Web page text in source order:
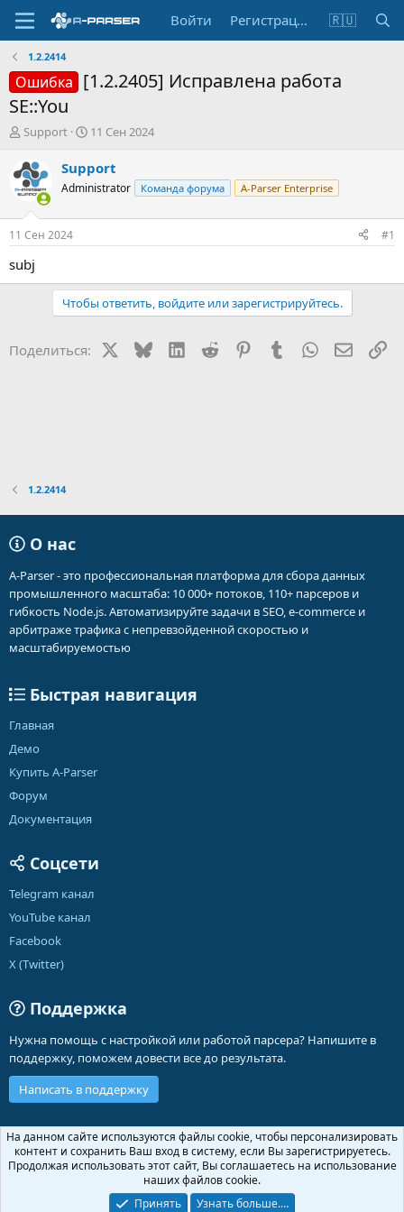
Войти Регистрация 🇷🇺
1.2.2414
Ошибка [1.2.2405] Исправлена работа
SE::You
А
т
о
р
т
е
м
ы
Support
Д
т
а
н
а
11 Сен 2024
Support
Administrator Команда форума A-Parser Enterprise
11 Сен 2024 #1
subj
Чтобы ответить, войдите или зарегистрируйтесь.
Поделиться: BlueskyLinkedIn
Reddit PinterestTumblr WhatsApp
1.2.2414
О нас
A-Parser - это профессиональная платформа для сбора данных
промышленного масштаба: 10 000+ потоков, 110+ парсеров и
гибкость Node.js. Автоматизируйте задачи в SEO, e-commerce и
арбитраже трафика с непревзойденной скоростью и
масштабируемостью
Быстрая навигация
Главная
Демо
Купить A-Parser
Форум
Документация
Соцсети
Telegram канал
YouTube канал
Facebook
X (Twitter)
Поддержка
Нужна помощь с настройкой или работой парсера? Напишите в
поддержку, поможем довести все до результата.
Написать в поддержку
Russian (RU)
Обратная связь
Условия и правила
Политика конфиденциальности
Помощь
Community platform by XenForo ® © 2010-2026 XenForo Ltd.
На данном сайте используются файлы cookie, чтобы персонализировать
контент и сохранить Ваш вход в систему, если Вы зарегистрируетесь.
Продолжая использовать этот сайт, Вы соглашаетесь на использование
наших файлов cookie.
Принять
Узнать больше.…